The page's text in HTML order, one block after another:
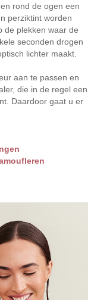
rond de ogen een
perziktint worden
de plekken waar de
seconden drogen
lichter maakt.
aan te passen en
die in de regel een
Daardoor gaat u er